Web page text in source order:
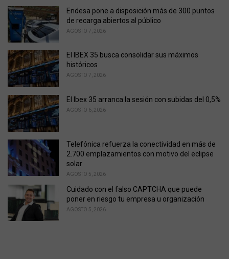
e
s
:
Endesa pone a disposición más de 300 puntos
de recarga abiertos al público
AGOSTO 7, 2026
El IBEX 35 busca consolidar sus máximos
históricos
AGOSTO 7, 2026
El Ibex 35 arranca la sesión con subidas del 0,5%
AGOSTO 6, 2026
Telefónica refuerza la conectividad en más de
2.700 emplazamientos con motivo del eclipse
solar
AGOSTO 5, 2026
Cuidado con el falso CAPTCHA que puede
poner en riesgo tu empresa u organización
AGOSTO 5, 2026